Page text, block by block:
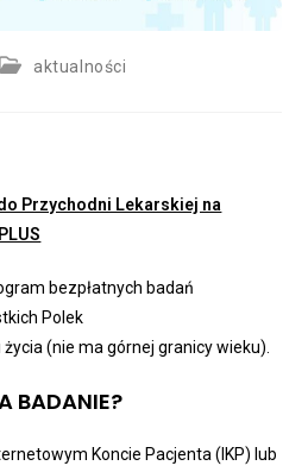
Postaktualności
Przychodni Lekarskiej na
bezpłatnych badań
Polek
(nie ma górnej granicy wieku).
BADANIE?
Koncie Pacjenta (IKP) lub